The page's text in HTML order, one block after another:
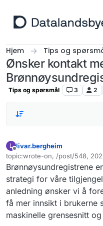
Hjem Tips og
Ønsker kontakt
Tips og spørsmål 3 2
L
Frakoblet
livar.bergheim
topic:wrote-on, /post/548,
Sist endret av
Brønnøysundregistrene
strategi for våre
anledning ønsker vi å
få mer innsikt i brukerne
maskinelle grensesnitt